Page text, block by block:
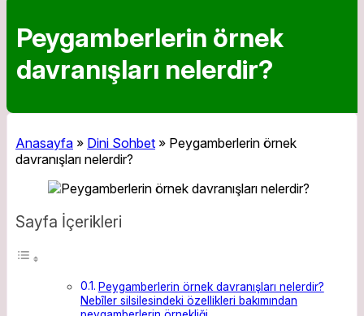
Peygamberlerin örnek
davranışları nelerdir?
Anasayfa » Dini Sohbet » Peygamberlerin örnek
davranışları nelerdir?
Sayfa İçerikleri
Peygamberlerin örnek davranışları nelerdir?
Nebîler silsilesindeki özellikleri bakımından